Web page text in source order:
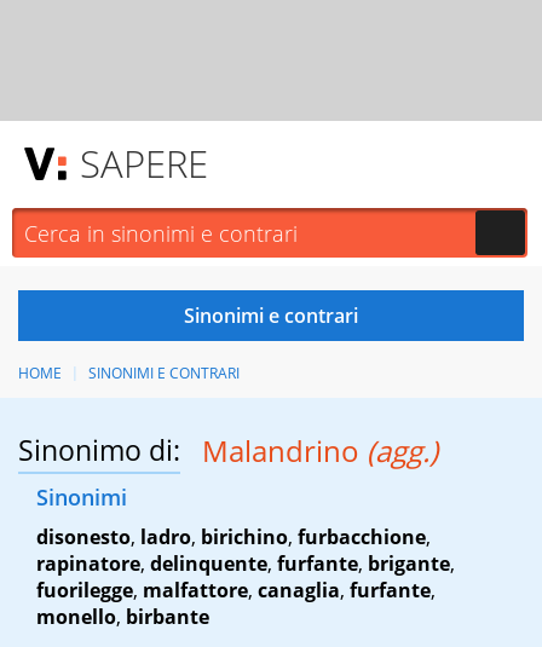
SAPERE
HOME SINONIMI E CONTRARI
Sinonimo di: Malandrino (agg.)
Sinonimi
disonesto, ladro, birichino, furbacchione,
rapinatore, delinquente, furfante, brigante,
fuorilegge, malfattore, canaglia, furfante,
monello, birbante